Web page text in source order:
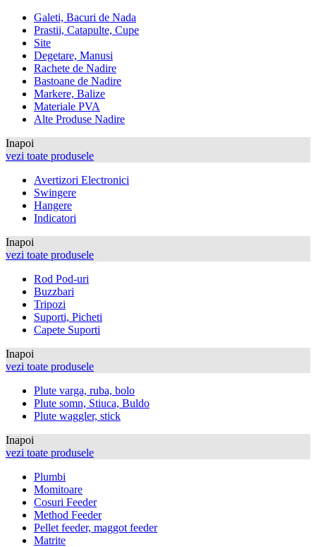
Galeti, Bacuri de Nada
Prastii, Catapulte, Cupe
Site
Degetare, Manusi
Rachete de Nadire
Bastoane de Nadire
Markere, Balize
Materiale PVA
Alte Produse Nadire
Inapoi
vezi toate produsele
Avertizori Electronici
Swingere
Hangere
Indicatori
Inapoi
vezi toate produsele
Rod Pod-uri
Buzzbari
Tripozi
Suporti, Picheti
Capete Suporti
Inapoi
vezi toate produsele
Plute varga, ruba, bolo
Plute somn, Stiuca, Buldo
Plute waggler, stick
Inapoi
vezi toate produsele
Plumbi
Momitoare
Cosuri Feeder
Method Feeder
Pellet feeder, maggot feeder
Matrite